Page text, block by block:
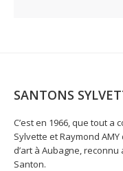
SANTONS
C’est en 1966, que tout a
Sylvette et Raymond
d’art à Aubagne,
Santon.